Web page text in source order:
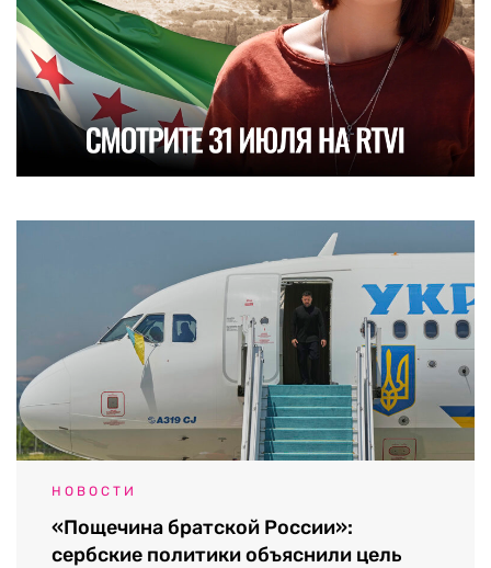
НОВОСТИ
«Пощечина братской России»:
сербские политики объяснили цель